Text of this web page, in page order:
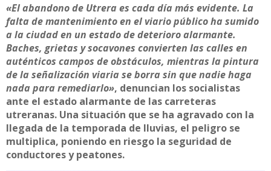
«El abandono de Utrera es cada día más evidente. La
falta de mantenimiento en el viario público ha sumido
a la ciudad en un estado de deterioro alarmante.
Baches, grietas y socavones convierten las calles en
auténticos campos de obstáculos, mientras la pintura
de la señalización viaria se borra sin que nadie haga
nada para remediarlo», denuncian los socialistas
ante el estado alarmante de las carreteras
utreranas. Una situación que se ha agravado con la
llegada de la temporada de lluvias, el peligro se
multiplica, poniendo en riesgo la seguridad de
conductores y peatones.